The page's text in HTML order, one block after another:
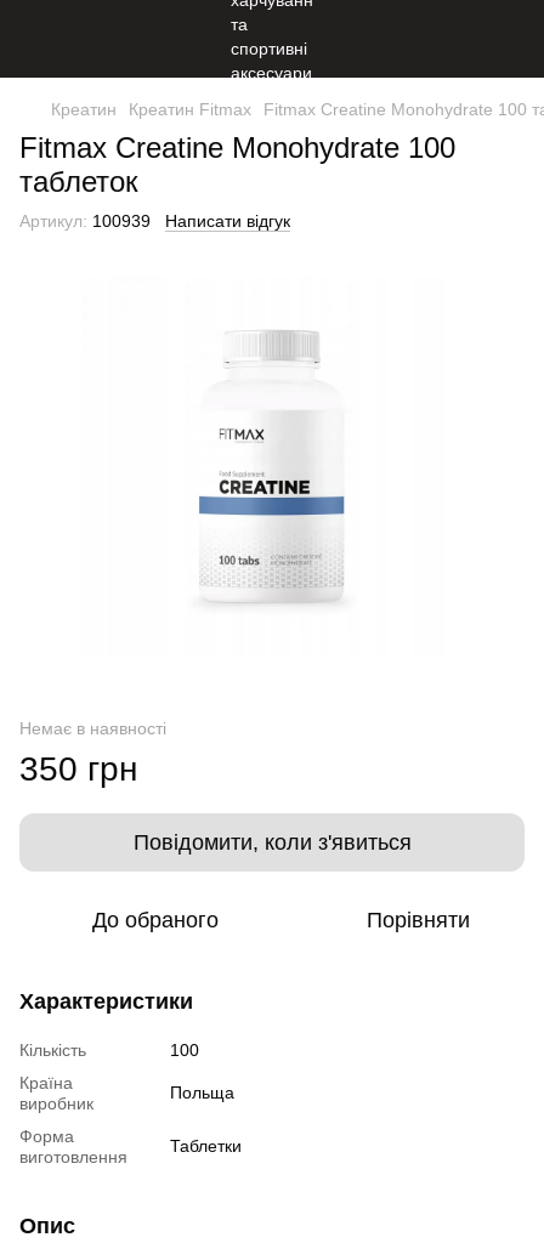
Креатин Креатин Fitmax Fitmax Creatine Monohydrate 100
Fitmax Creatine Monohydrate 100
таблеток
Артикул: 100939 Написати відгук
Немає в наявності
350 грн
Повідомити, коли з'явиться
До обраного Порівняти
Характеристики
Кількість
100
Країна
виробник
Польща
Форма
виготовлення
Таблетки
Опис